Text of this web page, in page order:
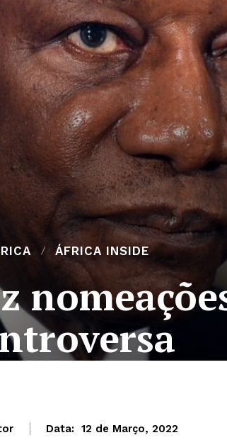
ÁFRICA INSIDE
Data: 12 de Março, 2022